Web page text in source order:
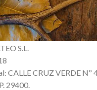
el responsable
S.L.
CALLE CRUZ VERDE Nº
29400.